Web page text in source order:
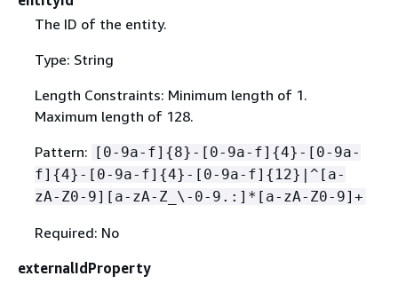
The ID of the entity.
Type: String
Length Constraints: Minimum length of 1.
Maximum length of 128.
Pattern: [0-9a-f] {8}-[0-9a-f] {4}-[0-9a-
f] {4}-[0-9a-f] {4}-[0-9a-f] { 12}|^[a-
zA-Z0-9][a-zA-Z_\-0-9.:]*[a-zA-Z0-9]+
Required: No
externalIdProperty